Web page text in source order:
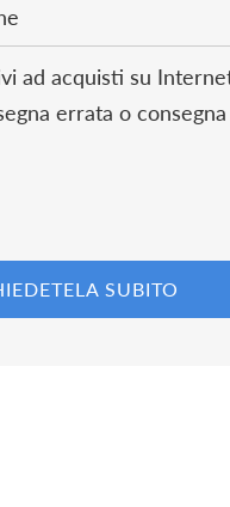
ad acquisti su
errata o
SUBITO